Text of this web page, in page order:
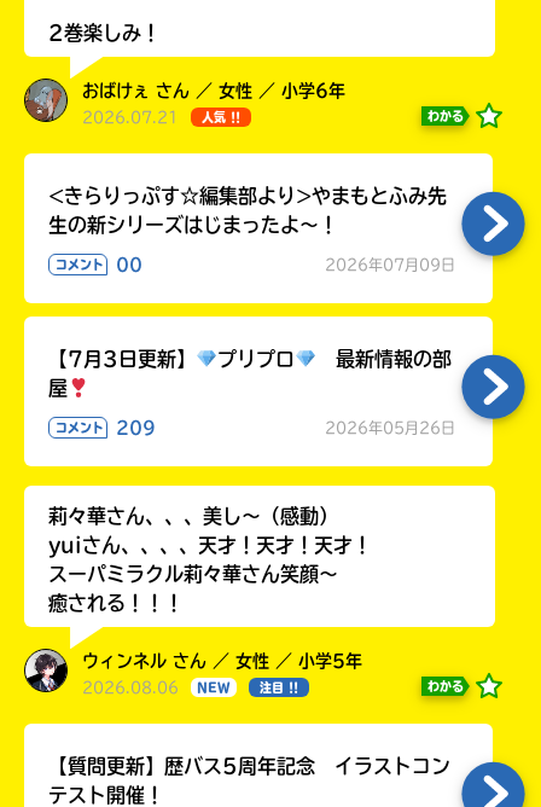
2巻楽しみ！
おばけぇ さん ／ 女性 ／ 小学6年
2026.07.21 人気 !! わかる
<きらりっぷす☆編集部より>やまもとふみ先
生の新シリーズはじまったよ～！
コメント 00 2026年07月09日
【7月3日更新】 プリプロ
最新情報の部
屋
コメント 209 2026年05月26日
莉々華さん、、、美し〜（感動）
yuiさん、、、、天才！天才！天才！
スーパミラクル莉々華さん笑顔〜
癒される！！！
ウィンネル さん ／ 女性 ／ 小学5年
2026.08.06 NEW 注目 !! わかる
【質問更新】歴バス5周年記念 イラストコン
テスト開催！
え
確
認
て
ね